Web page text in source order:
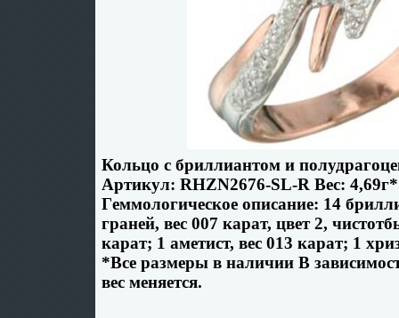
Кольцо с бриллиантом и
Артикул: RHZN2676-SL-R Вес:
Гeммологическое описание: 14
граней, вес 007 карат, цвет 2,
карат; 1 аметист, вес 013 карат; 1
*Все размеры в наличии В
вес меняется.